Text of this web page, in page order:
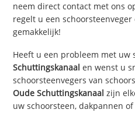
neem direct contact met ons
regelt u een
gemakkelijk!
Heeft u een probleem met uw
Schuttingskanaal en wenst u
schoorsteenvegers van
Oude Schuttingskanaal zijn
uw schoorsteen, dakpannen